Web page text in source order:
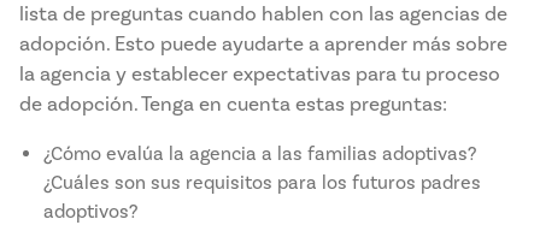
lista de preguntas cuando hablen con las agencias de
adopción. Esto puede ayudarte a aprender más sobre
la agencia y establecer expectativas para tu proceso
de adopción. Tenga en cuenta estas preguntas:
¿Cómo evalúa la agencia a las familias adoptivas?
¿Cuáles son sus requisitos para los futuros padres
adoptivos?